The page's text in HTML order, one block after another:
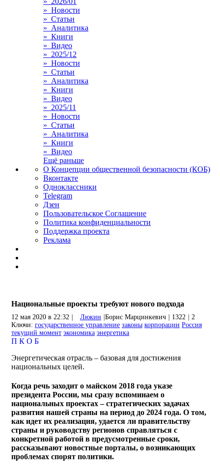
» Новости
» Статьи
» Аналитика
» Книги
» Видео
» 2025/12
» Новости
» Статьи
» Аналитика
» Книги
» Видео
» 2025/11
» Новости
» Статьи
» Аналитика
» Книги
» Видео
Ещё раньше
О Концепции общественной безопасности (КОБ)
Вконтакте
Одноклассники
Telegram
Дзен
Пользовательское Соглашение
Политика конфиденциальности
Поддержка проекта
Реклама
Национальные проекты требуют нового подхода
12 мая 2020 в 22:32 Люкин Борис Марцинкевич 1322
2
Ключи: государственное управление законы корпорации Россия
текущий момент экономика энергетика
П К О Б
Энергетическая отрасль – базовая для достижения
национальных целей.
Когда речь заходит о майском 2018 года указе
президента России, мы сразу вспоминаем о
национальных проектах – стратегических задачах
развития нашей страны на период до 2024 года. О том,
как идет их реализация, удается ли правительству
страны и руководству регионов справляться с
конкретной работой в предусмотренные сроки,
рассказывают новостные порталы, о возникающих
проблемах спорят политики.